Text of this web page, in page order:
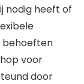
nodig heeft of
behoeften
voor
door